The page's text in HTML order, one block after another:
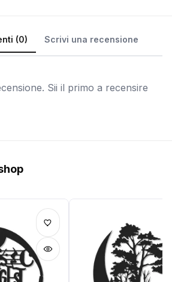
(0) Scrivi una recensione
Sii il primo a recensire